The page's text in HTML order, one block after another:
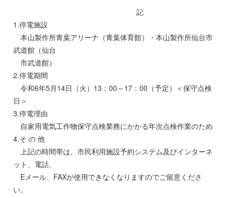
記
1.停電施設
本山製作所青葉アリーナ（青葉体育館）・本山製作所仙台市
武道館（仙台
市武道館）
2.停電期間
令和6年5月14日（火）13：00～17：00（予定）＜保守点検
日＞
3.停電理由
自家用電気工作物保守点検業務にかかる年次点検作業のため
4.そ の 他
上記の時間帯は、市民利用施設予約システム及びインターネ
ット、電話、
Eメール、FAXが使用できなくなりますのでご留意くださ
い。